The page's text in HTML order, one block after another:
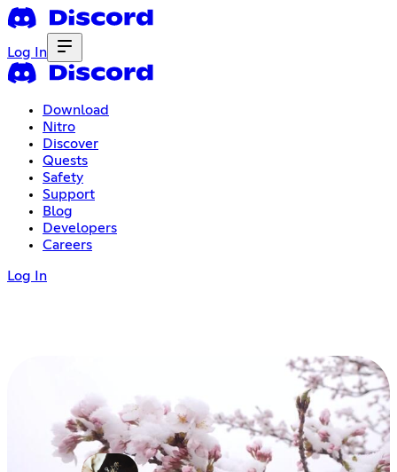
Log In
Download
Nitro
Discover
Quests
Safety
Support
Blog
Developers
Careers
Log In